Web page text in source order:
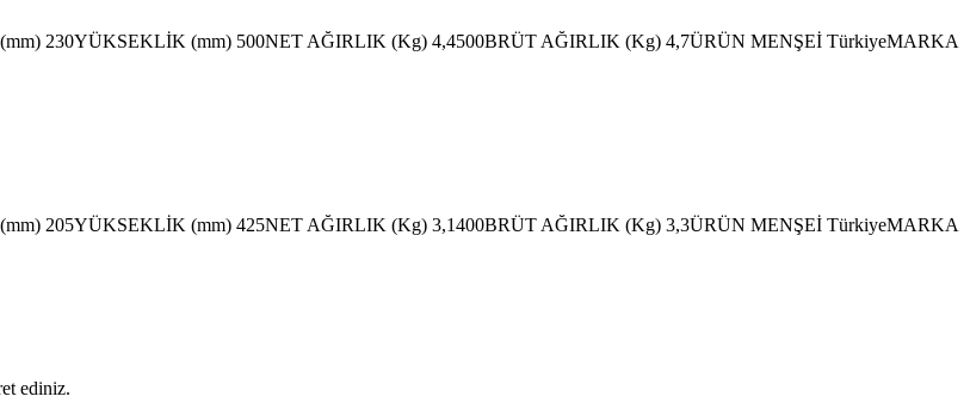
230YÜKSEKLİK (mm) 500NET AĞIRLIK (Kg) 4,4500BRÜT AĞIRLIK (Kg) 4,7ÜRÜN MENŞEİ TürkiyeMARKA
205YÜKSEKLİK (mm) 425NET AĞIRLIK (Kg) 3,1400BRÜT AĞIRLIK (Kg) 3,3ÜRÜN MENŞEİ TürkiyeMARKA
ediniz.